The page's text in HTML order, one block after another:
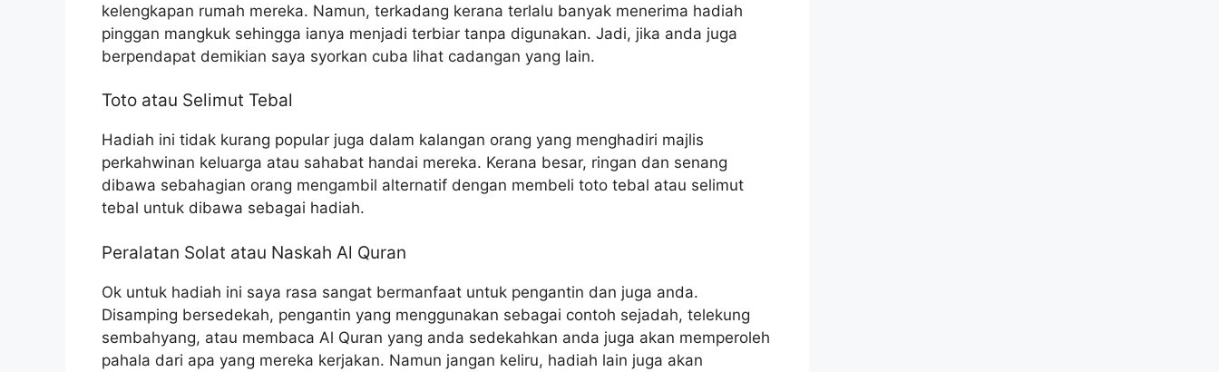
kelengkapan rumah mereka. Namun, terkadang kerana terlalu banyak menerima hadiah
pinggan mangkuk sehingga ianya menjadi terbiar tanpa digunakan. Jadi, jika anda juga
berpendapat demikian saya syorkan cuba lihat cadangan yang lain.
Toto atau Selimut Tebal
Hadiah ini tidak kurang popular juga dalam kalangan orang yang menghadiri majlis
perkahwinan keluarga atau sahabat handai mereka. Kerana besar, ringan dan senang
dibawa sebahagian orang mengambil alternatif dengan membeli toto tebal atau selimut
tebal untuk dibawa sebagai hadiah.
Peralatan Solat atau Naskah Al Quran
Ok untuk hadiah ini saya rasa sangat bermanfaat untuk pengantin dan juga anda.
Disamping bersedekah, pengantin yang menggunakan sebagai contoh sejadah, telekung
sembahyang, atau membaca Al Quran yang anda sedekahkan anda juga akan memperoleh
pahala dari apa yang mereka kerjakan. Namun jangan keliru, hadiah lain juga akan